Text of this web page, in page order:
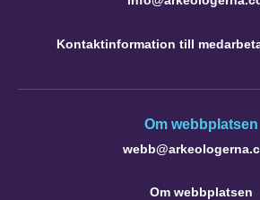
Kontaktinformation till
Om webbplatsen
Om webbplatsen